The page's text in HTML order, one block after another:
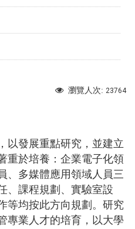
瀏覽人次: 23764
以發展重點研究，並建立
重於培養： 企業電子化領
、多媒體應用領域人員三
、課程規劃、實驗室設
等均按此方向規劃。研究
專業人才的培育，以大學